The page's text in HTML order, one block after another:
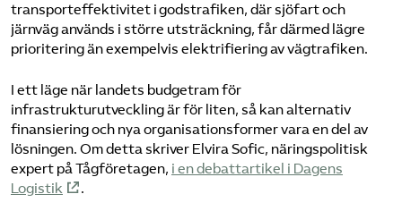
transporteffektivitet i godstrafiken, där sjöfart och
järnväg används i större utsträckning, får därmed lägre
prioritering än exempelvis elektrifiering av vägtrafiken.
I ett läge när landets budgetram för
infrastrukturutveckling är för liten, så kan alternativ
finansiering och nya organisationsformer vara en del av
lösningen. Om detta skriver Elvira Sofic, näringspolitisk
expert på Tågföretagen, i en debattartikel i Dagens
Logistik
.